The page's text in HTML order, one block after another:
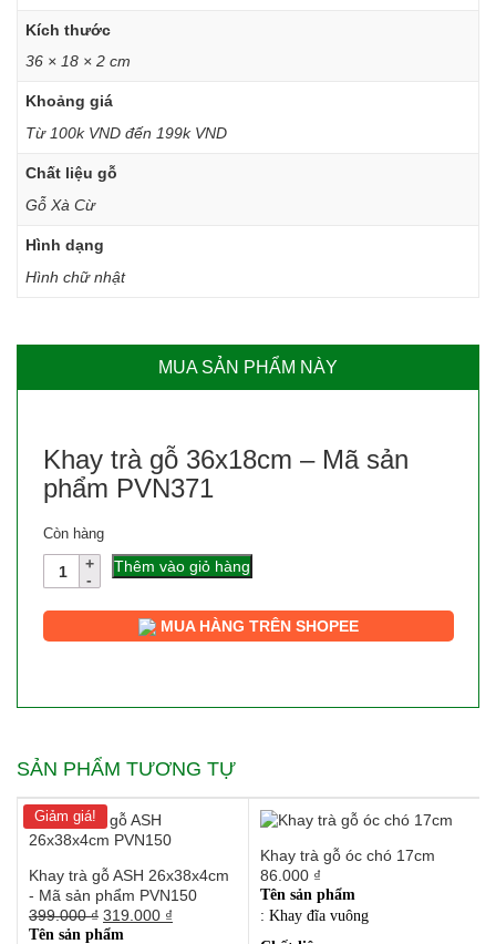
Kích thước
36 × 18 × 2 cm
Khoảng giá
Từ 100k VND đến 199k VND
Chất liệu gỗ
Gỗ Xà Cừ
Hình dạng
Hình chữ nhật
MUA SẢN PHẨM NÀY
Khay trà gỗ 36x18cm – Mã sản
phẩm PVN371
Còn hàng
Số
lượng
Thêm vào giỏ hàng
MUA HÀNG TRÊN SHOPEE
SẢN PHẨM TƯƠNG TỰ
Giảm giá!
Khay trà gỗ ASH 26x38x4cm
- Mã sản phẩm PVN150
399.000₫ Giá
gốc
319.000 ₫
Tên sản phẩm
Khay trà gỗ óc chó 17cm
86.000 ₫
Tên sản phẩm
: Khay đĩa vuông